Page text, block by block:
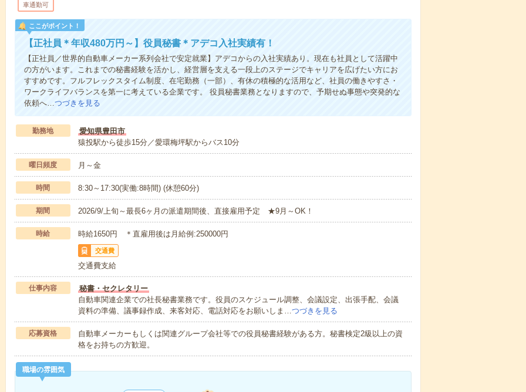
車通勤可
ここがポイント！
【正社員＊年収480万円～】役員秘書＊アデコ入社実績有！
【正社員／世界的自動車メーカー系列会社で安定就業】アデコからの入社実績あり。現在も社員として活躍中
の方がいます。これまでの秘書経験を活かし、経営層を支える一段上のステージでキャリアを広げたい方にお
すすめです。フルフレックスタイム制度、在宅勤務（一部）、有休の積極的な活用など、社員の働きやすさ・
ワークライフバランスを第一に考えている企業です。 役員秘書業務となりますので、予期せぬ事態や突発的な
依頼へ…つづきを見る
勤務地
愛知県豊田市
猿投駅から徒歩15分／愛環梅坪駅からバス10分
曜日頻度 月～金
時間 8:30～17:30(実働:8時間) (休憩60分)
期間 2026/9/上旬～最長6ヶ月の派遣期間後、直接雇用予定 ★9月～OK！
時給 時給1650円 ＊直雇用後は月給例:250000円
交通費
交通費支給
仕事内容
秘書・セクレタリー
自動車関連企業での社長秘書業務です。役員のスケジュール調整、会議設定、出張手配、会議
資料の準備、議事録作成、来客対応、電話対応をお願いしま…つづきを見る
応募資格
自動車メーカーもしくは関連グループ会社等での役員秘書経験がある方。秘書検定2級以上の資
格をお持ちの方歓迎。
職場の雰囲気